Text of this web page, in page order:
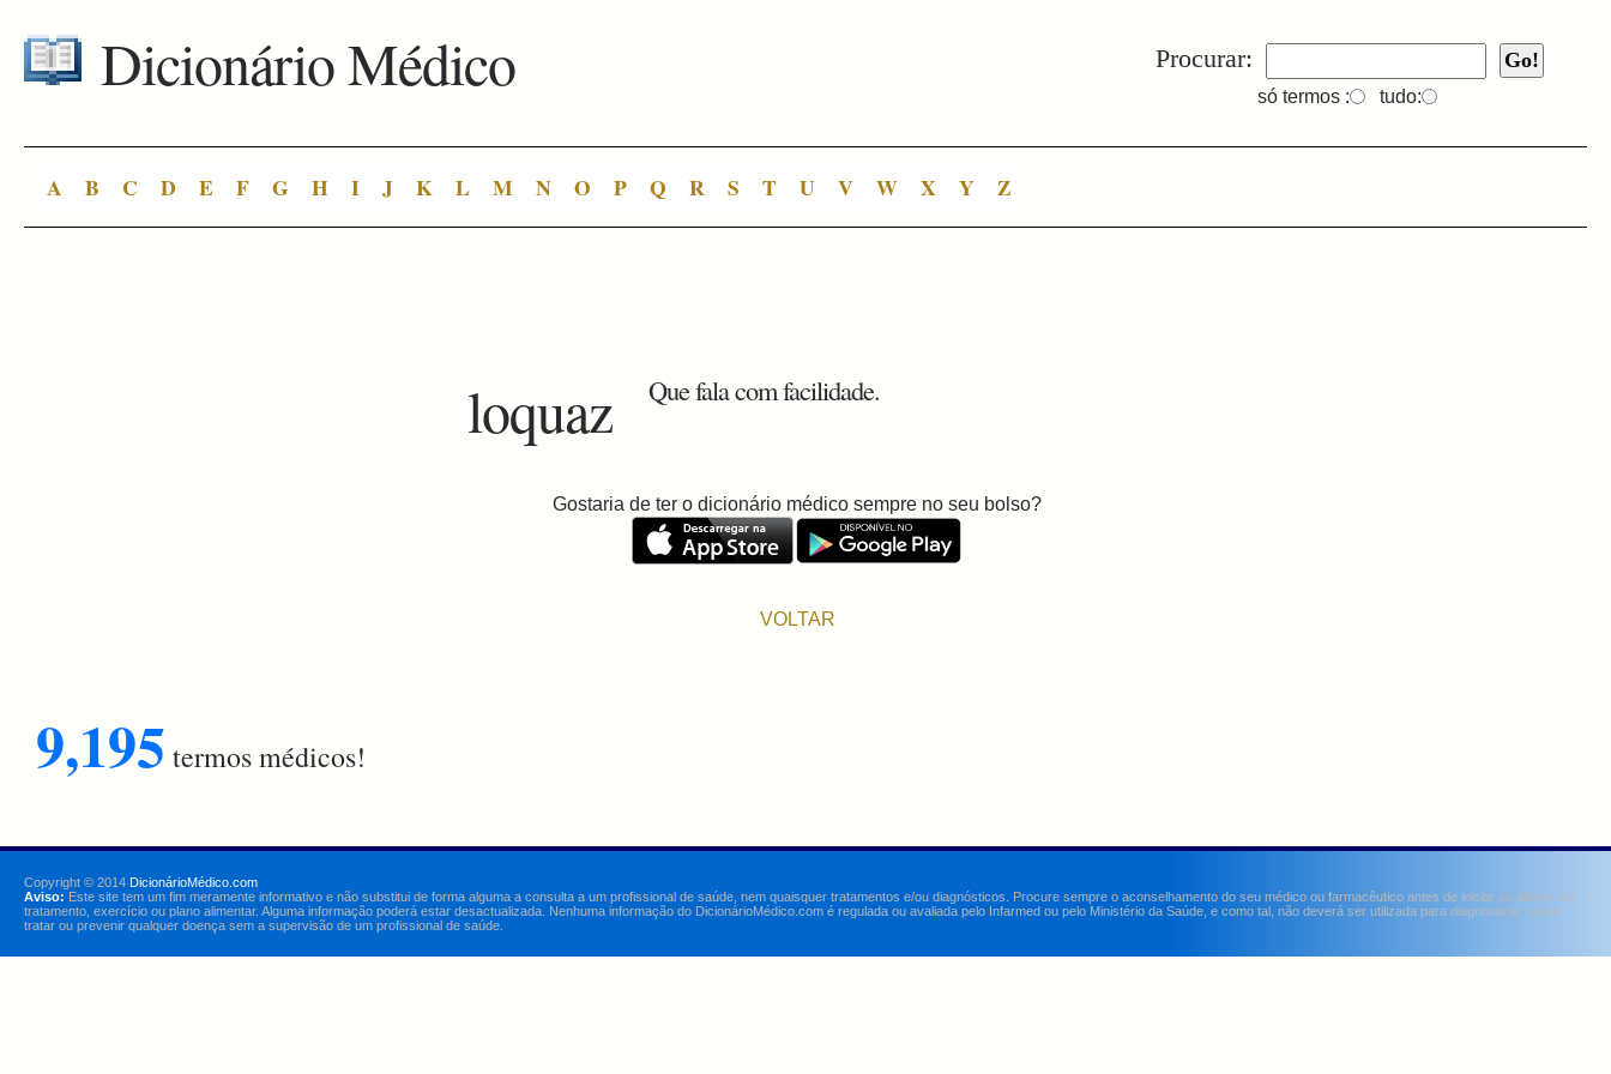
Procurar:
só termos : tudo:
Dicionário Médico
A B C D E F G H I J K L M N O P Q R S T U V W X Y Z
loquaz Que fala com facilidade.
Gostaria de ter o dicionário médico sempre no seu bolso?
VOLTAR
9,195 termos médicos!
Copyright © 2014 DicionárioMédico.com
Aviso: Este site tem um fim meramente informativo e não substitui de forma alguma a consulta a um profissional de saúde, nem quaisquer tratamentos e/ou diagnósticos. Procure sempre o aconselhamento do seu médico ou farmacêutico antes de iniciar ou alterar um
tratamento, exercício ou plano alimentar. Alguma informação poderá estar desactualizada. Nenhuma informação do DicionárioMédico.com é regulada ou avaliada pelo Infarmed ou pelo Ministério da Saúde, e como tal, não deverá ser utilizada para diagnosticar, curar,
tratar ou prevenir qualquer doença sem a supervisão de um profissional de saúde.